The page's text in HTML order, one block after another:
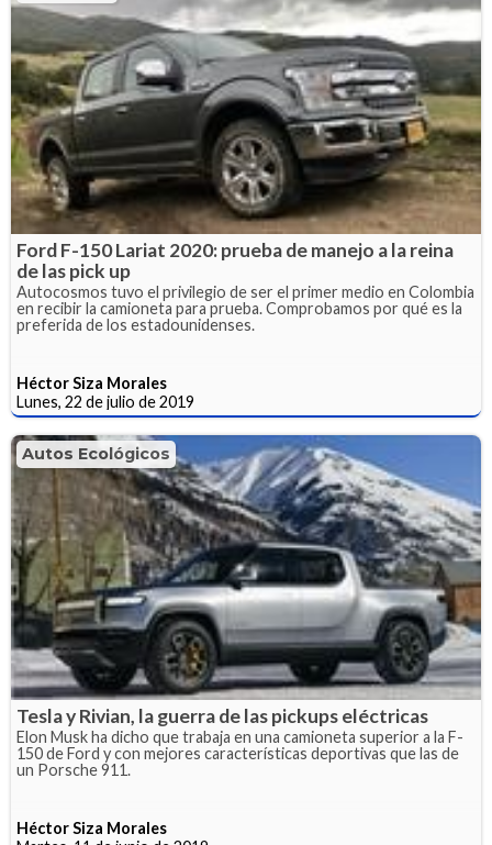
Ford F-150 Lariat 2020: prueba de manejo a la reina
de las pick up
Autocosmos tuvo el privilegio de ser el primer medio en Colombia
en recibir la camioneta para prueba. Comprobamos por qué es la
preferida de los estadounidenses.
Héctor Siza Morales
Lunes, 22 de julio de 2019
Autos Ecológicos
Tesla y Rivian, la guerra de las pickups eléctricas
Elon Musk ha dicho que trabaja en una camioneta superior a la F-
150 de Ford y con mejores características deportivas que las de
un Porsche 911.
Héctor Siza Morales